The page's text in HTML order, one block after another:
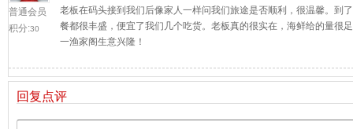
普通会员
积分:30
老板在码头接到我们后像家人一样问我们旅途是否顺利，很温馨。到
餐都很丰盛，便宜了我们几个吃货。老板真的很实在，海鲜给的量很
一渔家阁生意兴隆！
回复点评